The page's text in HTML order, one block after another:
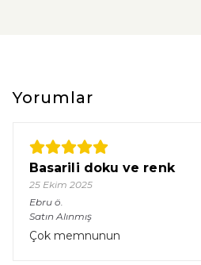
Yorumlar
Basarili doku ve renk
25 Ekim 2025
Ebru ö.
Satın Alınmış
Çok memnunun